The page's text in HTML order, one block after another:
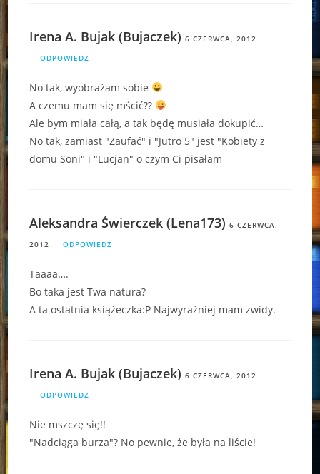
Irena A. Bujak (Bujaczek) 6 CZERWCA, 2012
ODPOWIEDZ
No tak, wyobrażam sobie
A czemu mam się mścić??
Ale bym miała całą, a tak będę musiała dokupić…
No tak, zamiast "Zaufać" i "Jutro 5" jest "Kobiety z
domu Soni" i "Lucjan" o czym Ci pisałam
Aleksandra Świerczek (Lena173) 6 CZERWCA,
2012
ODPOWIEDZ
Taaaa….
Bo taka jest Twa natura?
A ta ostatnia książeczka:P Najwyraźniej mam zwidy.
Irena A. Bujak (Bujaczek) 6 CZERWCA, 2012
ODPOWIEDZ
Nie mszczę się!!
"Nadciąga burza"? No pewnie, że była na liście!